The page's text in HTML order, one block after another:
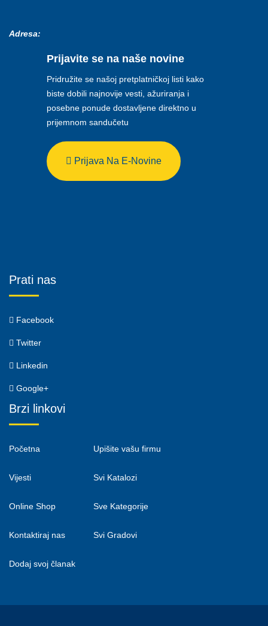
Adresa:
Prijavite se na naše novine
Pridružite se našoj pretplatničkoj listi kako
biste dobili najnovije vesti, ažuriranja i
posebne ponude dostavljene direktno u
prijemnom sandučetu
Prijava Na E-Novine
Prati nas
Facebook
Twitter
Linkedin
Google+
Brzi linkovi
Početna
Vijesti
Online Shop
Kontaktiraj nas
Dodaj svoj članak
Upišite vašu firmu
Svi Katalozi
Sve Kategorije
Svi Gradovi